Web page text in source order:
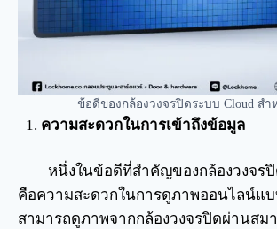
ข้อดีของกล้องวงจรปิดระบบ Cloud สำ
ความสะดวกในการเข้าถึงข้อมูล
หนึ่งในข้อดีที่สำคัญของกล้องวงจร
คือความสะดวกในการดูภาพออนไลน์แ
สามารถดูภาพจากกล้องวงจรปิดผ่านสม